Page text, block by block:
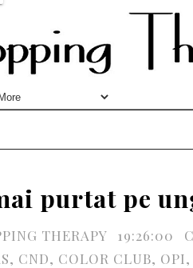
purtat pe
THERAPY 19:26:00
, CND, COLOR CLUB, OPI